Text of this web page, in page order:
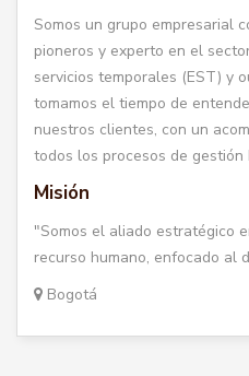
Somos un grupo empresarial
pioneros y experto en el
servicios temporales (EST) y
tomamos el tiempo de
nuestros clientes, con un
todos los procesos de gestión
Misión
"Somos el aliado estratégico
recurso humano, enfocado al
Bogotá